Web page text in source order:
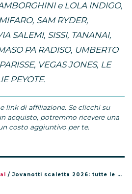
e LOLA INDIGO,
SAM RYDER,
SALEMI, SISSI, TANANAI,
PA RADISO, UMBERTO
VEGAS JONES, LE
PEYOTE.
link di affiliazione. Se clicchi su
acquisto, potremmo ricevere una
costo aggiuntivo per te.
/ Jovanotti scaletta 2026: tutte le canzoni del tour Jova Summer Party